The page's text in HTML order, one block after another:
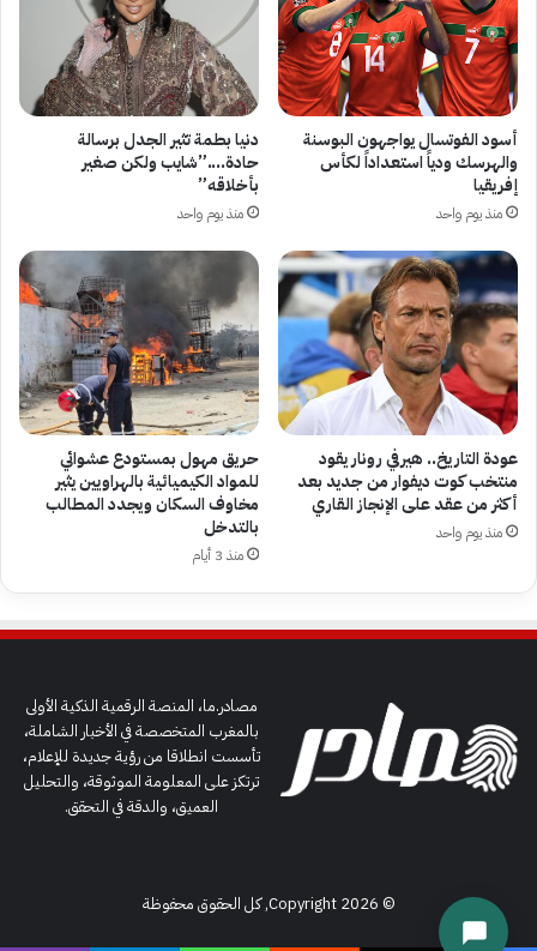
أسود الفوتسال يواجهون البوسنة
والهرسك ودياً استعداداً لكأس
إفريقيا
منذ يوم واحد
دنيا بطمة تثير الجدل برسالة
حادة….”شايب ولكن صغير
بأخلاقه”
منذ يوم واحد
عودة التاريخ.. هيرفي رونار يقود
منتخب كوت ديفوار من جديد بعد
أكثر من عقد على الإنجاز القاري
منذ يوم واحد
حريق مهول بمستودع عشوائي
للمواد الكيميائية بالهراويين يثير
مخاوف السكان ويجدد المطالب
بالتدخل
منذ 3 أيام
مصادر.ما، المنصة الرقمية الذكية الأولى
بالمغرب المتخصصة في الأخبار الشاملة،
تأسست انطلاقا من رؤية جديدة للإعلام،
ترتكز على المعلومة الموثوقة، والتحليل
العميق، والدقة في التحقق.
© Copyright 2026, كل الحقوق محفوظة